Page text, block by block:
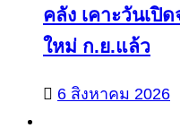
คลัง เคาะวันเปิ
ใหม่ ก.ย.แล้ว
6 สิงหาคม 2026